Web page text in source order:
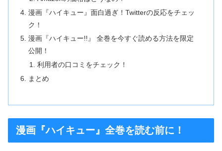
漫画『ハイキュー』面白過ぎ！Twitterの反応をチェッ
ク！
漫画『ハイキュー!!』 全巻を今すぐ読める方法を限定
公開！
利用者の口コミをチェック！
まとめ
漫画『ハイキュー』全巻を読む前に！